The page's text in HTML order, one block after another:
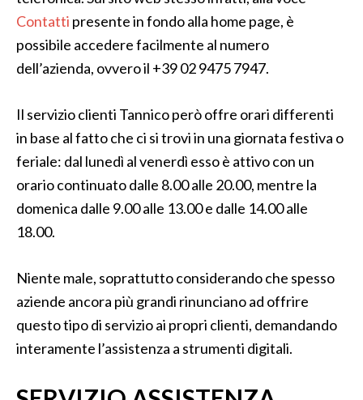
Contatti presente in fondo alla home page, è
possibile accedere facilmente al numero
dell’azienda, ovvero il +39 02 9475 7947.
Il servizio clienti Tannico però offre orari differenti
in base al fatto che ci si trovi in una giornata festiva o
feriale: dal lunedì al venerdì esso è attivo con un
orario continuato dalle 8.00 alle 20.00, mentre la
domenica dalle 9.00 alle 13.00 e dalle 14.00 alle
18.00.
Niente male, soprattutto considerando che spesso
aziende ancora più grandi rinunciano ad offrire
questo tipo di servizio ai propri clienti, demandando
interamente l’assistenza a strumenti digitali.